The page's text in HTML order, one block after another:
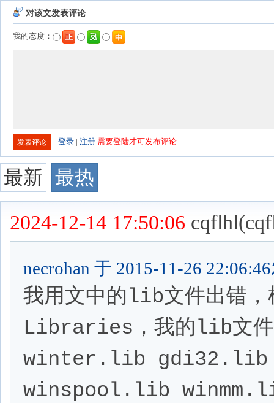
对该文发表评论
我的态度：
登录 | 注册 需要登陆才可发布评论
最新 最热
2024-12-14 17:50:06
necrohan 于 2015-11-26
我用文中的lib文件出
Libraries，我的lib文件
winter.lib gdi32.lib
winspool.lib